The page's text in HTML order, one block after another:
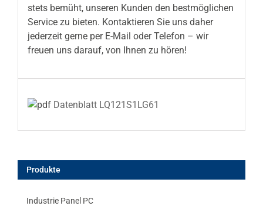
stets bemüht, unseren Kunden den bestmöglichen
Service zu bieten. Kontaktieren Sie uns daher
jederzeit gerne per E-Mail oder Telefon – wir
freuen uns darauf, von Ihnen zu hören!
Datenblatt LQ121S1LG61
Produkte
Industrie Panel PC